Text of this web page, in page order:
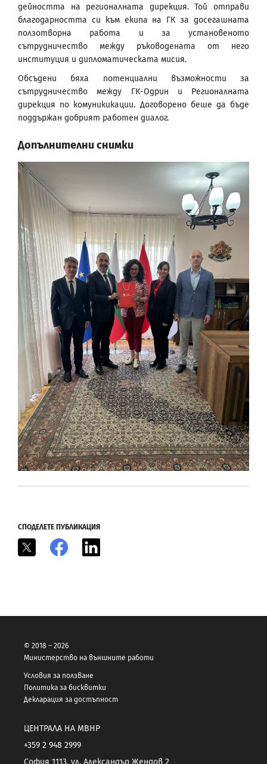
дейността на регионалната дирекция. Той отправи
благодарността си към екипа на ГК за досегашната
ползотворна работа и за установеното
сътрудничество между ръководената от него
институция и дипломатическата мисия.
Обсъдени бяха потенциални възможности за
сътрудничество между ГК-Одрин и Регионалната
дирекция по комуникикации. Договорено беше да бъде
поддържан добрият работен диалог.
Допълнителни снимки
СПОДЕЛЕТЕ ПУБЛИКАЦИЯ
Facebook
© 2018 – 2026
Министерство на външните работи
Условия за ползване
Политика за бисквитки
Декларация за достъпност
ЦЕНТРАЛА НА МВНР
+359 2 948 2999
София 1113, ул. Александър Жендов 2